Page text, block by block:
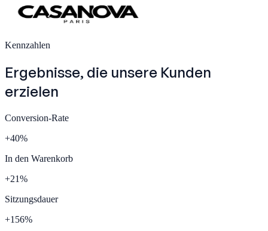
Kennzahlen
Ergebnisse, die unsere Kunden
erzielen
Conversion-Rate
+40%
In den Warenkorb
+21%
Sitzungsdauer
+156%